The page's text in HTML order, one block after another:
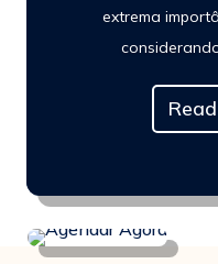
extrema